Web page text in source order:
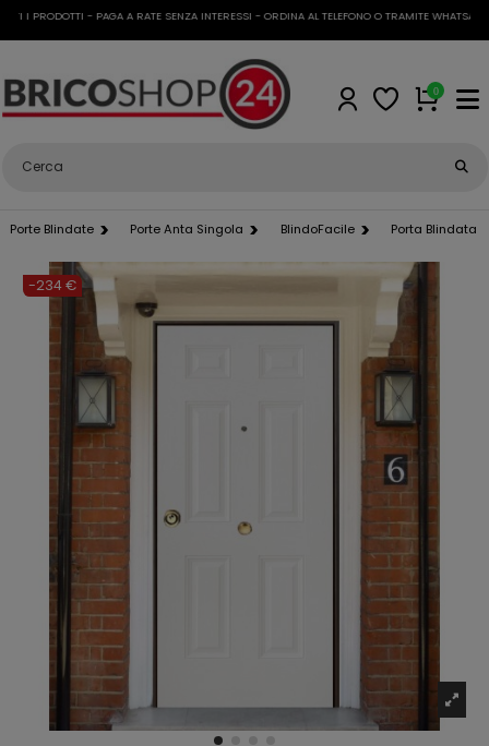
- PAGA A RATE SENZA INTERESSI - ORDINA AL TELEFONO O TRAMITE WHATSAPP•
0
Porte Blindate Porte Anta Singola BlindoFacile Porta Blindata
-234 €